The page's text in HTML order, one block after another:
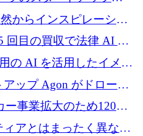
ルを調達
然からインスピレーショ
トウェアを拡張するた
ドを調達
回目の買収で法律 AI ス
を買収
の AI を活用したイメー
ムを拡張するためにシ
ルを確保
ップ Agon がドローン
場を構築、3,000 万ドル
ー事業拡大のため120万
ィアとはまったく異なる